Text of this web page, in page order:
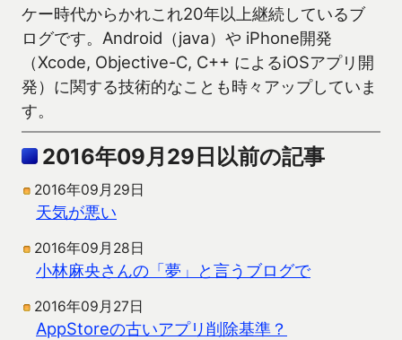
ケー時代からかれこれ20年以上継続しているブ
ログです。Android（java）や iPhone開発
（Xcode, Objective-C, C++ によるiOSアプリ開
発）に関する技術的なことも時々アップしていま
す。
2016年09月29日以前の記事
2016年09月29日
天気が悪い
2016年09月28日
小林麻央さんの「夢」と言うブログで
2016年09月27日
AppStoreの古いアプリ削除基準？